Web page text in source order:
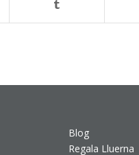
Blog
Regala Lluerna